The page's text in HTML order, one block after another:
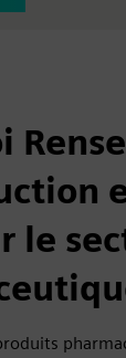
le